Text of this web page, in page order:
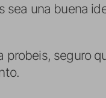
una buena
probeis, seguro